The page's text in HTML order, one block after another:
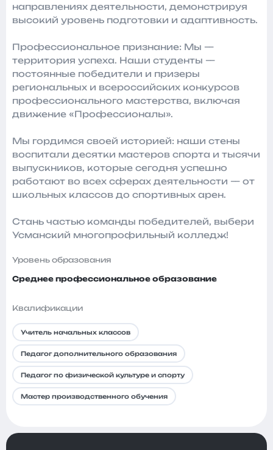
направлениях деятельности, демонстрируя
высокий уровень подготовки и адаптивность.
Профессиональное признание: Мы —
территория успеха. Наши студенты —
постоянные победители и призеры
региональных и всероссийских конкурсов
профессионального мастерства, включая
движение «Профессионалы».
Мы гордимся своей историей: наши стены
воспитали десятки мастеров спорта и тысячи
выпускников, которые сегодня успешно
работают во всех сферах деятельности — от
школьных классов до спортивных арен.
Стань частью команды победителей, выбери
Усманский многопрофильный колледж!
Уровень образования
Среднее профессиональное образование
Квалификации
Учитель начальных классов
Педагог дополнительного образования
Педагог по физической культуре и спорту
Мастер производственного обучения